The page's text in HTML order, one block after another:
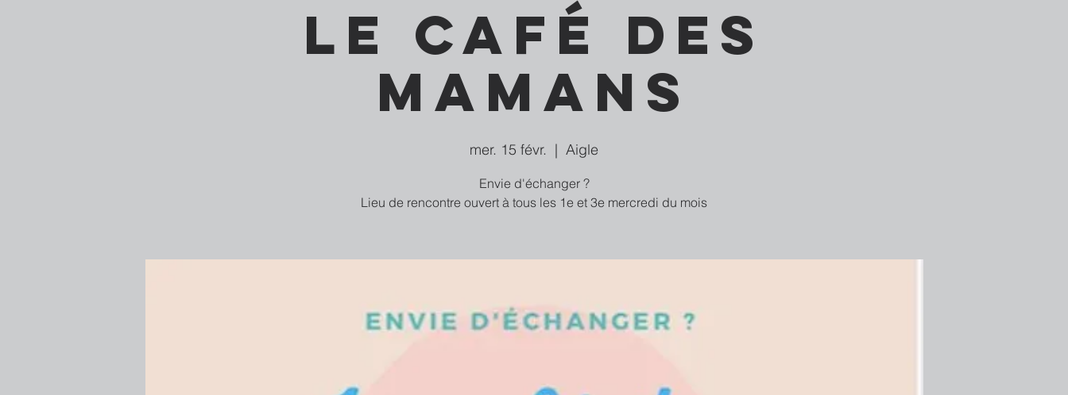
Le Café des
Mamans
mer. 15 févr.
  |
Aigle
Envie d'échanger ?
Lieu de rencontre ouvert à tous les 1e et 3e mercredi du mois